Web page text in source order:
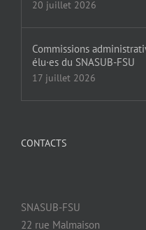
20 juillet 2026
Commissions
élu·es du SNASUB-FSU
17 juillet 2026
CONTACTS
SNASUB-FSU
22 rue Malmaison